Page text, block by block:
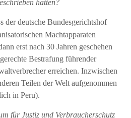
hatten?
der deutsche Bundesgerichtshof
Machtapparaten
erst nach 30 Jahren geschehen
Bestrafung führender
erreichen. Inzwischen
Teilen der Welt aufgenommen
in Peru).
für Justiz und Verbraucherschutz